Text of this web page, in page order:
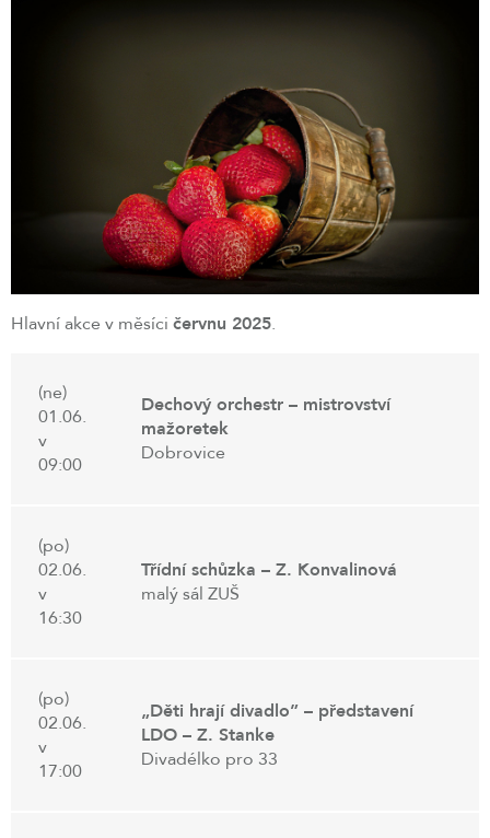
Hlavní akce v měsíci červnu 2025.
(ne)
01.06.
v
09:00
Dechový orchestr – mistrovství
mažoretek
Dobrovice
(po)
02.06.
v
16:30
Třídní schůzka – Z. Konvalinová
malý sál ZUŠ
(po)
02.06.
v
17:00
„Děti hrají divadlo” – představení
LDO – Z. Stanke
Divadélko pro 33